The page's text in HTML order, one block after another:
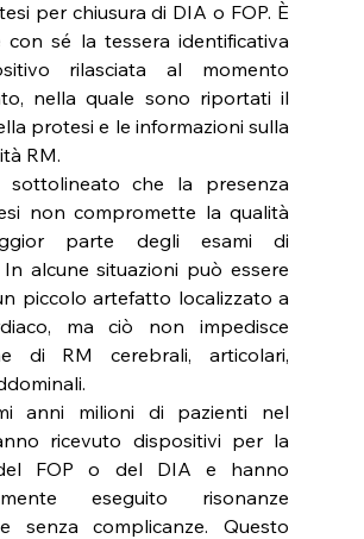
per chiusura di DIA o FOP. È
con sé la tessera identificativa
rilasciata al momento
nella quale sono riportati il
protesi e le informazioni sulla
RM.
sottolineato che la presenza
non compromette la qualità
parte degli esami di
In alcune situazioni può essere
piccolo artefatto localizzato a
ma ciò non impedisce
di RM cerebrali, articolari,
anni milioni di pazienti nel
ricevuto dispositivi per la
FOP o del DIA e hanno
eseguito risonanze
senza complicanze. Questo